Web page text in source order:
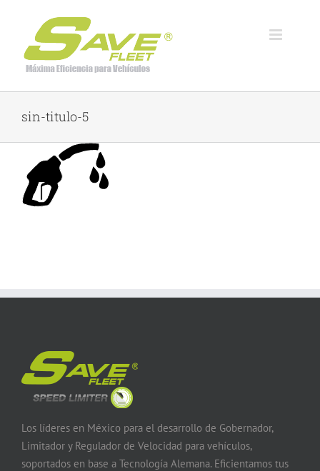
content
sin-titulo-5
Los líderes en México para el desarrollo de Gobernador,
Limitador y Regulador de Velocidad para vehículos,
soportados en base a Tecnología Alemana. Eficientamos tus